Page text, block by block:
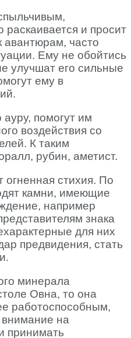
и просит
часто
Ему не обойтись
улучшат его сильные
ему в
помогут им
воздействия со
К таким
рубин, аметист.
огненная стихия. По
камни, имеющие
например
знака
для них
предвидения, стать
минерала
Овна, то она
работоспособным,
внимание на
принимать